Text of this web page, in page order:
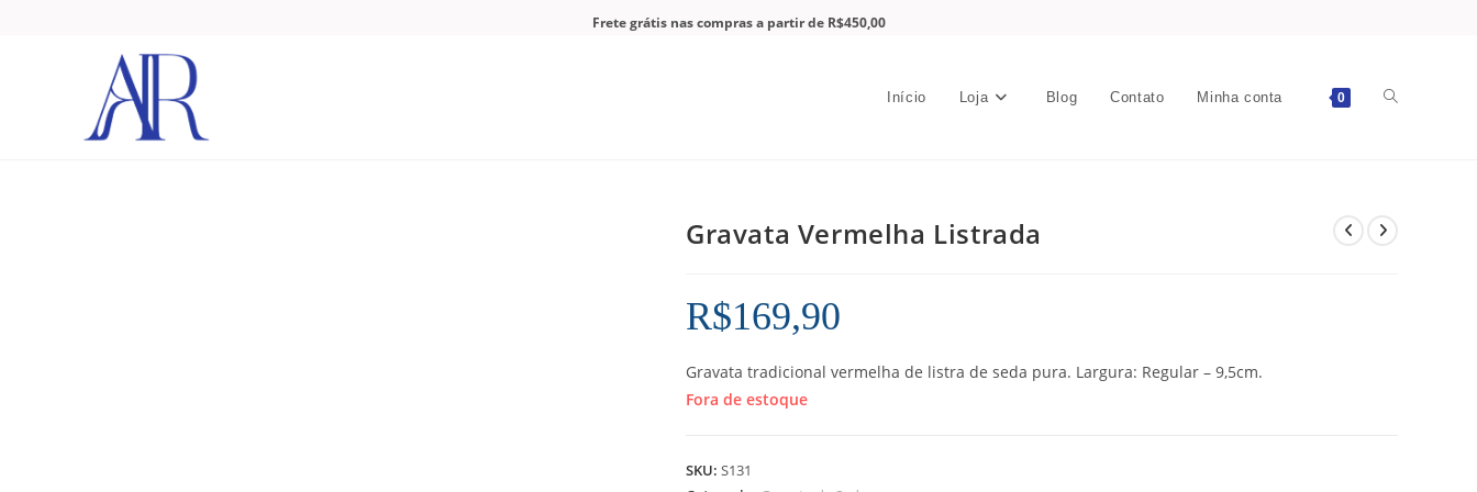
Frete grátis nas compras a partir de R$450,00
Início Loja Blog Contato Minha conta 0
Gravata Vermelha Listrada
R$169,90
Gravata tradicional vermelha de listra de seda pura. Largura: Regular – 9,5cm.
Fora de estoque
SKU: S131